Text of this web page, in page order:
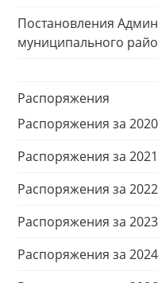
Постановления
муниципального
Распоряжения
Распоряжения за
Распоряжения за
Распоряжения за
Распоряжения за
Распоряжения за